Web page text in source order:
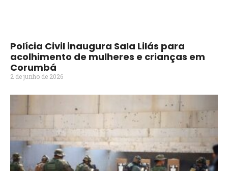
Polícia Civil inaugura Sala Lilás para
acolhimento de mulheres e crianças em
Corumbá
2 de junho de 2026